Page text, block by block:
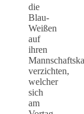
die
Blau-
Weißen
auf
ihren
verzichten,
welcher
sich
am